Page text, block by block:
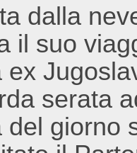
dalla
il suo
ex
serata
del giorno